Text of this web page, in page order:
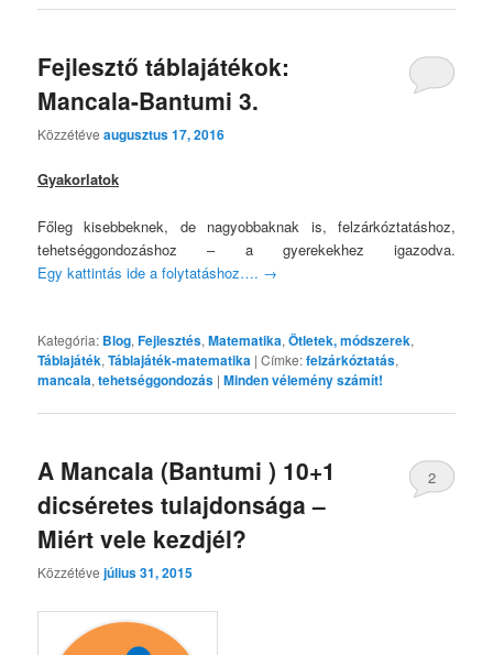
Fejlesztő táblajátékok:
Mancala-Bantumi 3.
Közzétéveaugusztus 17, 2016
Gyakorlatok
Főleg kisebbeknek, de nagyobbaknak is, felzárkóztatáshoz,
tehetséggondozáshoz – a gyerekekhez igazodva.
Egy kattintás ide a folytatáshoz…. →
Kategória: Blog,Fejlesztés,Matematika,Ötletek, módszerek,
Táblajáték,Táblajáték-matematika |Címke:felzárkóztatás,
mancala,tehetséggondozás |Minden vélemény számít!
A Mancala (Bantumi ) 10+1
dicséretes tulajdonsága –
Miért vele kezdjél?
Közzétévejúlius 31, 2015
2